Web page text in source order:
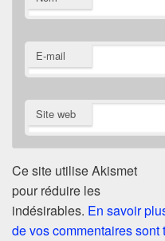
E-mail
Site web
Ce site utilise Akismet
pour réduire les
indésirables. En savoir
de vos commentaires sont